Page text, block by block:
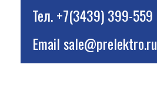
Тел.+7(3439) 399-559
Emailsale@prelektro.ru